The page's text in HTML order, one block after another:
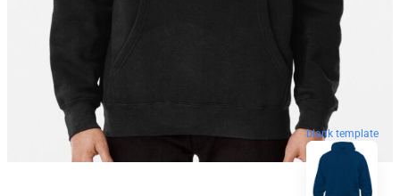
blank template